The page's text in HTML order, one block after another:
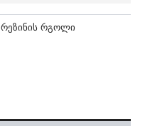
რეზინის რგოლი